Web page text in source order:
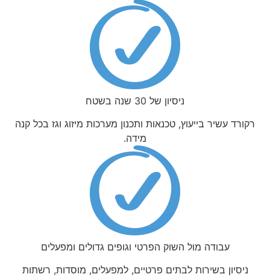
ניסיון של 30 שנה בשטח
רקורד עשיר בייעוץ, טכנאות ותכנון מערכות מיזוג וגז בכל קנה
מידה.
עבודה מול השוק הפרטי וגופים גדולים ומפעלים
ניסיון בשירות לבתים פרטיים, למפעלים, מוסדות, רשתות